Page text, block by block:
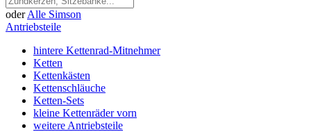
oder Alle Simson
Antriebsteile
hintere Kettenrad-Mitnehmer
Ketten
Kettenkästen
Kettenschläuche
Ketten-Sets
kleine Kettenräder vorn
weitere Antriebsteile